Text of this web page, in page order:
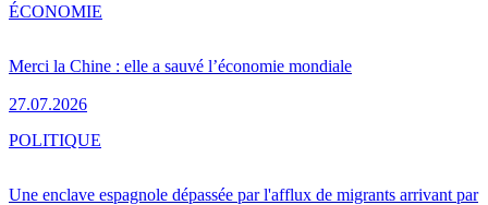
Merci la Chine : elle a sauvé l’économie mondiale
27.07.2026
ÉCONOMIE
Une enclave espagnole dépassée par l'afflux de migrants arrivant par
POLITIQUE